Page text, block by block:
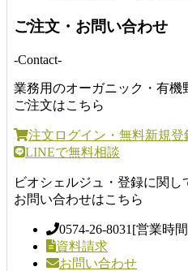
ご注文・お問い合わせ
-Contact-
業務用のオーガニック・有機
ご注文はこちら
注文ログイン・無料新規登
LINEで無料相談
ビオシェルジュ・登録に関し
お問い合わせはこちら
0574-26-8031 [営業時
資料請求
お問い合わせ